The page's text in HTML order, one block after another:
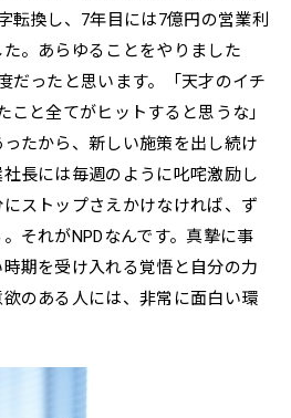
転換し、7年目には7億円の営業利
。あらゆることをやりました
だったと思います。「天才のイチ
こと全てがヒットすると思うな」
たから、新しい施策を出し続け
長には毎週のように叱咤激励し
ストップさえかけなければ、ず
それがNPDなんです。真摯に事
期を受け入れる覚悟と自分の力
のある人には、非常に面白い環